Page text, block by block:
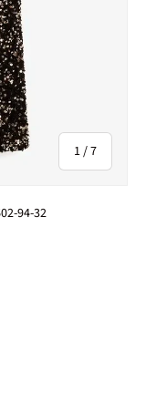
1/od
7
94-32